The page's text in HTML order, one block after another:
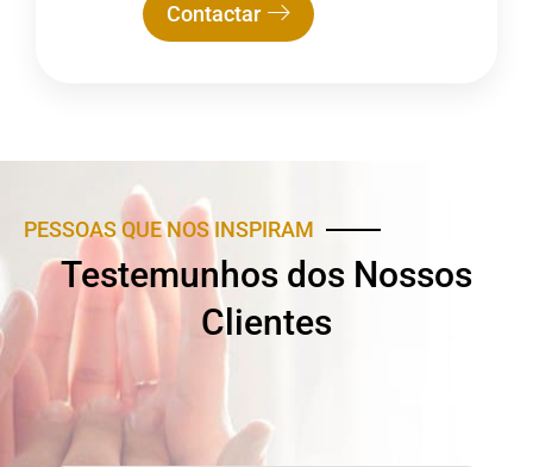
Contactar
PESSOAS QUE NOS INSPIRAM
Testemunhos dos Nossos
Clientes